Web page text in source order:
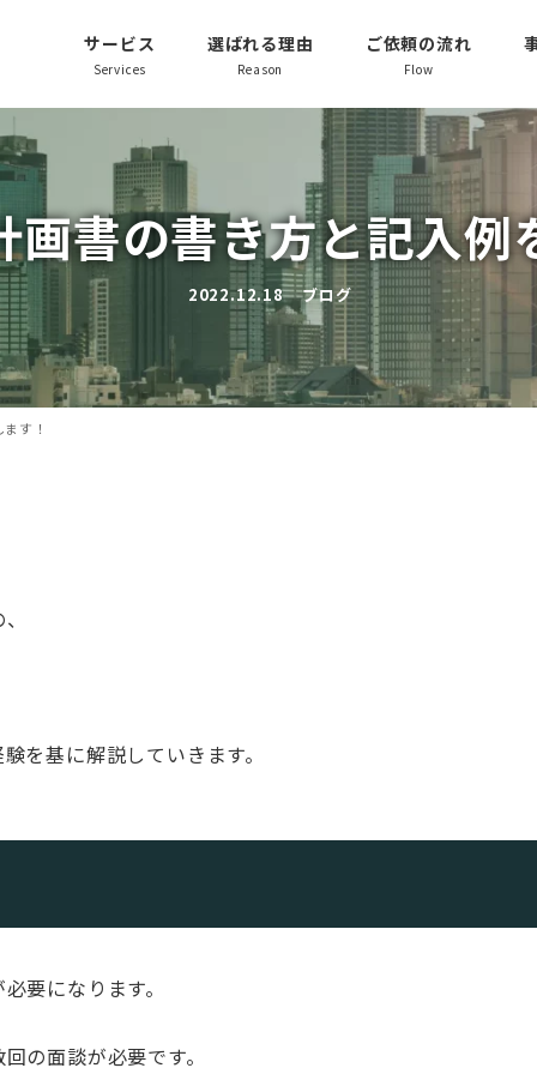
サービス
Services
選ばれる理由
Reason
ご依頼の流れ
Flow
画書の書き方と記入例
投稿日
2022.12.18
カテゴリー
ブログ
す！
を基に解説していきます。
要になります。
の面談が必要です。